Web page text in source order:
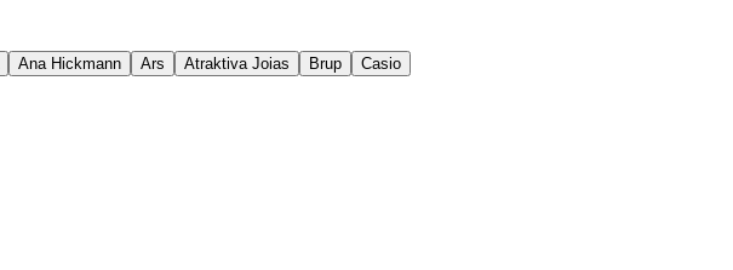
Ana Hickmann Ars Atraktiva Joias Brup Casio